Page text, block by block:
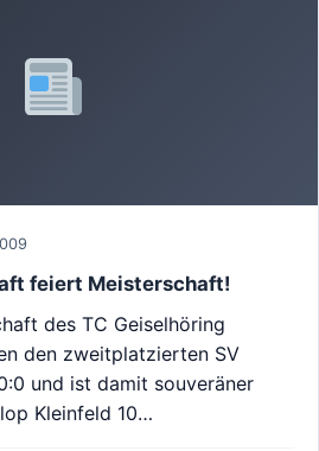
feiert Meisterschaft!
des TC Geiselhöring
den zweitplatzierten SV
und ist damit souveräner
Kleinfeld 10…